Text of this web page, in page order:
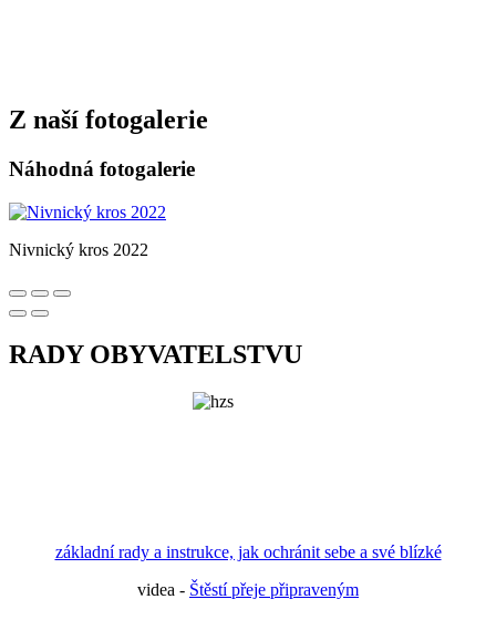
Z naší fotogalerie
Náhodná fotogalerie
Nivnický kros 2022
RADY OBYVATELSTVU
základní rady a instrukce, jak ochránit sebe a své blízké
videa - Štěstí přeje připraveným